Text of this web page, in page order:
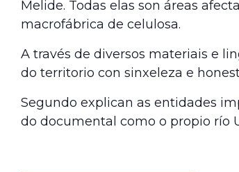
Melide. Todas elas son áreas
macrofábrica de celulosa.
A través de diversos materiais e
do territorio con sinxeleza e
Segundo explican as entidades
do documental como o propio río